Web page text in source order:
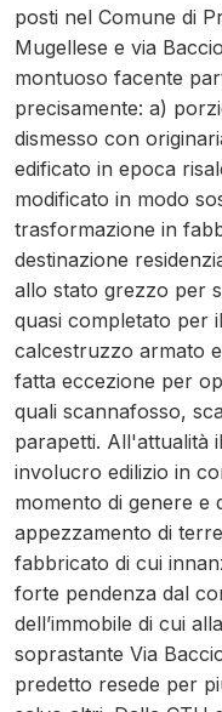
posti nel Comune di
Mugellese e via
montuoso facente
precisamente: a)
dismesso con
edificato in epoca
modificato in modo
trasformazione in
destinazione
allo stato grezzo per
quasi completato per
calcestruzzo armato
fatta eccezione per
quali scannafosso,
parapetti. All'attualità
involucro edilizio in
momento di genere e
appezzamento di
fabbricato di cui
forte pendenza dal
dell’immobile di cui
soprastante Via
predetto resede per